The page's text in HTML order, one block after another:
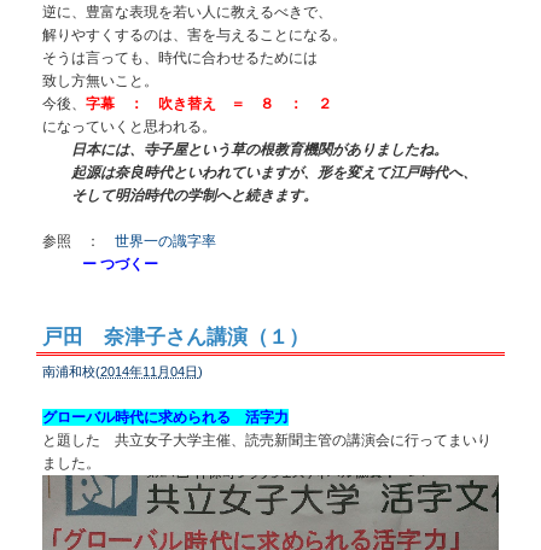
逆に、豊富な表現を若い人に教えるべきで、
解りやすくするのは、害を与えることになる。
そうは言っても、時代に合わせるためには
致し方無いこと。
今後、 字幕 ： 吹き替え ＝ ８ ： ２
になっていくと思われる。
日本には、寺子屋という草の根教育機関がありましたね。
起源は奈良時代といわれていますが、形を変えて江戸時代へ、
そして明治時代の学制へと続きます。
参照 ： 世界一の識字率
ー つづくー
戸田 奈津子さん講演（１）
南浦和校(2014年11月04日)
グローバル時代に求められる 活字力
と題した 共立女子大学主催、読売新聞主管の講演会に行ってまいり
ました。